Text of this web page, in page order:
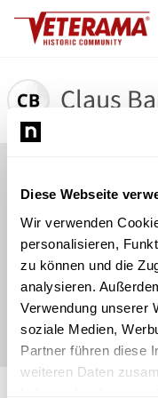
Diese Webseite
Wir verwenden
personalisieren,
zu können und die
analysieren.
Verwendung unserer
soziale Medien,
Partner führen diese
weiteren Daten
Claus
©Newsload /System